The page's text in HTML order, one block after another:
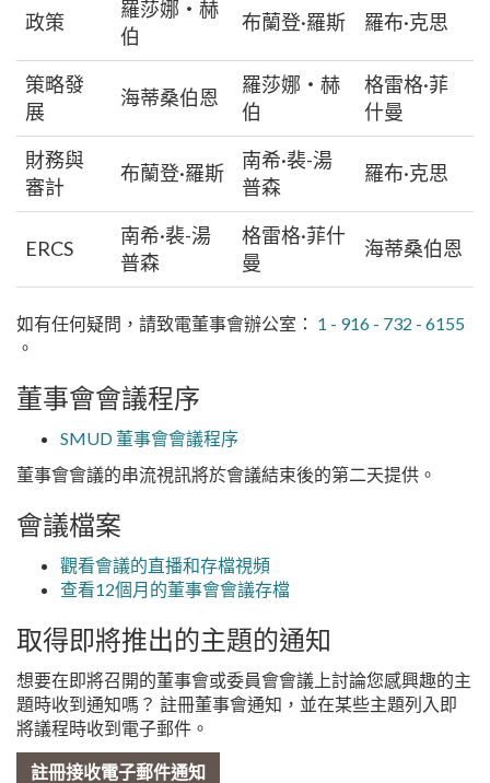
政策
羅莎娜‧赫
伯
布蘭登·羅斯 羅布·克思
策略發
展
海蒂桑伯恩
羅莎娜‧赫
伯
格雷格·菲
什曼
財務與
審計
布蘭登·羅斯
南希·裴-湯
普森
羅布·克思
ERCS
南希·裴-湯
普森
格雷格·菲什
曼
海蒂桑伯恩
如有任何疑問，請致電董事會辦公室： 1 - 916 - 732 - 6155
。
董事會會議程序
SMUD 董事會會議程序
董事會會議的串流視訊將於會議結束後的第二天提供。
會議檔案
觀看會議的直播和存檔視頻
查看12個月的董事會會議存檔
取得即將推出的主題的通知
想要在即將召開的董事會或委員會會議上討論您感興趣的主
題時收到通知嗎？ 註冊董事會通知，並在某些主題列入即
將議程時收到電子郵件。
註冊接收電子郵件通知